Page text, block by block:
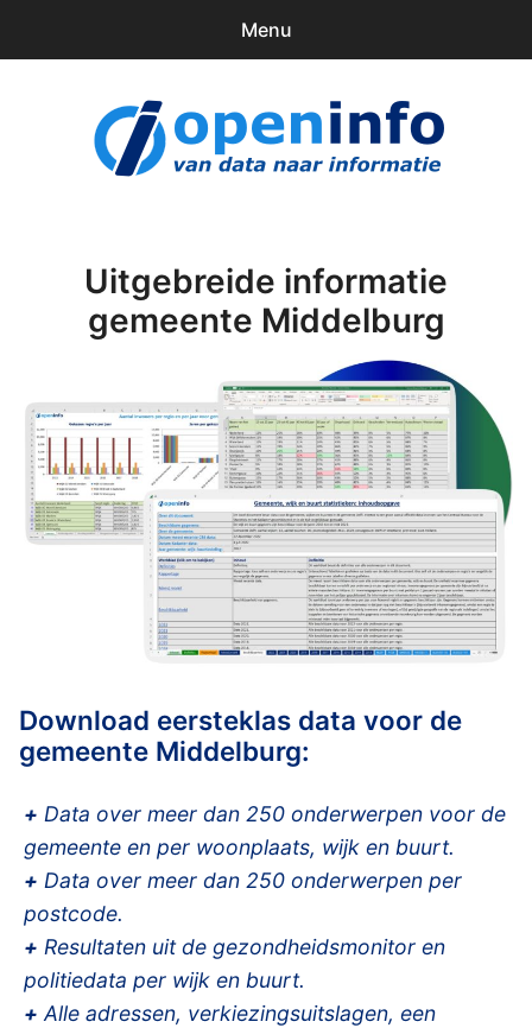
Menu
Downloads
Uitgebreide informatie
gemeente Middelburg
Download eersteklas data voor de
gemeente Middelburg:
+ Data over meer dan 250 onderwerpen voor de
gemeente en per woonplaats, wijk en buurt.
+ Data over meer dan 250 onderwerpen per
postcode.
+ Resultaten uit de gezondheidsmonitor en
politiedata per wijk en buurt.
+ Alle adressen, verkiezingsuitslagen, een